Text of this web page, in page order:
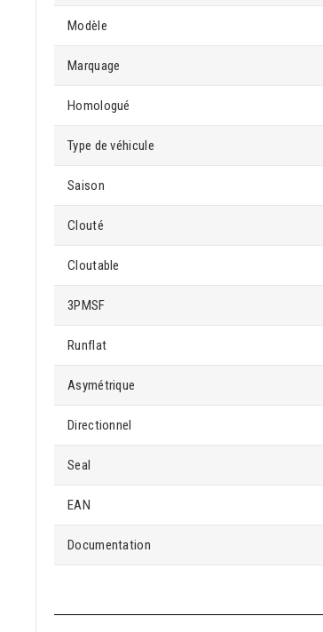
Modèle
Marquage
Homologué
Type de véhicule
Saison
Clouté
Cloutable
3PMSF
Runflat
Asymétrique
Directionnel
Seal
EAN
Documentation